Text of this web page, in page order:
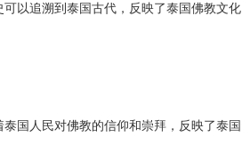
以追溯到泰国古代，反映了泰国佛教文化
国人民对佛教的信仰和崇拜，反映了泰国